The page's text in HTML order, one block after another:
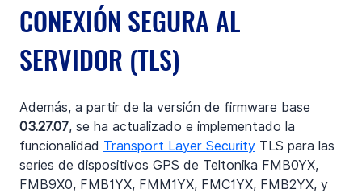
CONEXIÓN SEGURA AL
SERVIDOR (TLS)
Además, a partir de la versión de firmware base
03.27.07, se ha actualizado e implementado la
funcionalidad Transport Layer Security TLS para las
series de dispositivos GPS de Teltonika FMB0YX,
FMB9X0, FMB1YX, FMM1YX, FMC1YX, FMB2YX, y